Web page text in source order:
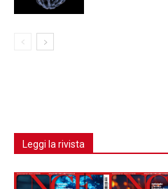
Leggi la rivista